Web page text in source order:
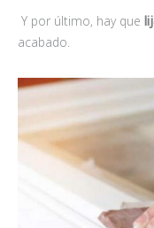
Y por último, hay que
acabado.